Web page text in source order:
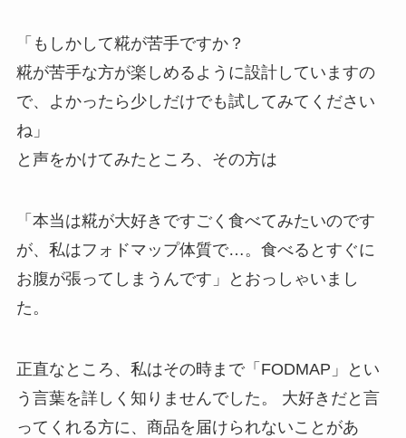
「もしかして糀が苦手ですか？
糀が苦手な方が楽しめるように設計していますの
で、よかったら少しだけでも試してみてください
ね」
と声をかけてみたところ、その方は
「本当は糀が大好きですごく食べてみたいのです
が、私はフォドマップ体質で…。食べるとすぐに
お腹が張ってしまうんです」とおっしゃいまし
た。
正直なところ、私はその時まで「FODMAP」とい
う言葉を詳しく知りませんでした。 大好きだと言
ってくれる方に、商品を届けられないことがあ